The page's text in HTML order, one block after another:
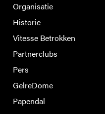
Organisatie
Historie
Vitesse Betrokken
Partnerclubs
Pers
GelreDome
Papendal